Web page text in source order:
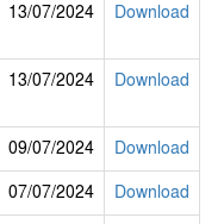
13/07/2024 Download
13/07/2024 Download
09/07/2024
Download
07/07/2024
Download